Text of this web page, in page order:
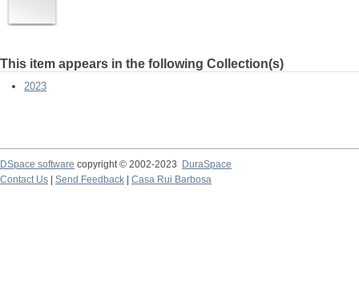
This item appears in the following Collection(s)
2023
DSpace software copyright © 2002-2023
DuraSpace
Contact Us
Send Feedback Casa Rui Barbosa